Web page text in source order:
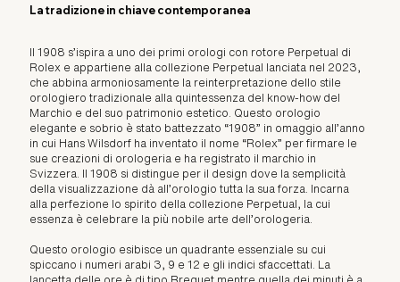
La tradizione in chiave contemporanea
Il 1908 s’ispira a uno dei primi orologi con rotore Perpetual di
Rolex e appartiene alla collezione Perpetual lanciata nel 2023,
che abbina armoniosamente la reinterpretazione dello stile
orologiero tradizionale alla quintessenza del know‑how del
Marchio e del suo patrimonio estetico. Questo orologio
elegante e sobrio è stato battezzato “1908” in omaggio all’anno
in cui Hans Wilsdorf ha inventato il nome “Rolex” per firmare le
sue creazioni di orologeria e ha registrato il marchio in
Svizzera. Il 1908 si distingue per il design dove la semplicità
della visualizzazione dà all’orologio tutta la sua forza. Incarna
alla perfezione lo spirito della collezione Perpetual, la cui
essenza è celebrare la più nobile arte dell’orologeria.
Questo orologio esibisce un quadrante essenziale su cui
spiccano i numeri arabi 3, 9 e 12 e gli indici sfaccettati. La